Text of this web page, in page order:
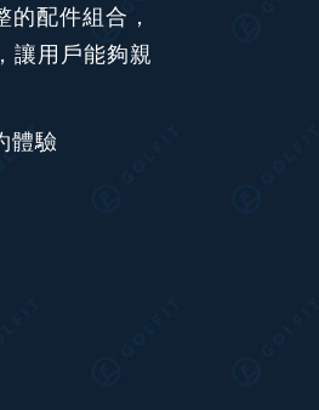
配件組合，
讓用戶能夠親
體驗